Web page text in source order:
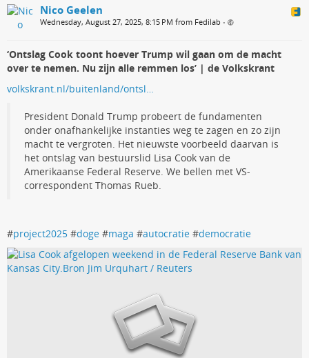
Nico Geelen
Wednesday, August 27, 2025, 8:15 PM from Fedilab •
‘Ontslag Cook toont hoe­ver Trump wil gaan om de macht
over te ne­men. Nu zijn alle remmen los’ | de Volkskrant
volkskrant.nl/buitenland/ontsl…
President Donald Trump probeert de fundamenten
onder onafhankelijke instanties weg te zagen en zo zijn
macht te vergroten. Het nieuwste voorbeeld daarvan is
het ontslag van bestuurslid Lisa Cook van de
Amerikaanse Federal Reserve. We bellen met VS-
correspondent Thomas Rueb.
#project2025 #doge #maga #autocratie #democratie